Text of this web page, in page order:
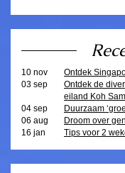
10 nov
Ontdek
03 sep
Ontdek de
eiland Koh
04 sep
Duurzaam
06 aug
Droom over
16 jan
Tips voor 2